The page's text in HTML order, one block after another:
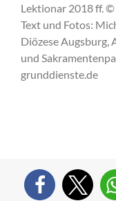
Lektionar 2018 ff.
Text und Fotos:
Diözese Augsburg,
und
grunddienste.de